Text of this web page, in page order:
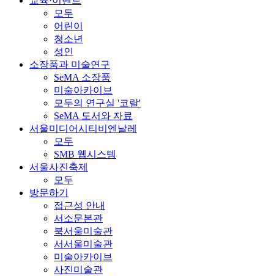
모두
어린이
청소년
성인
소장품과 미술연구
SeMA 소장품
미술아카이브
모두의 연구실 '코랄'
SeMA 도서와 자료
서울미디어시티비엔날레
모두
SMB 웹시스템
서울사진축제
모두
방문하기
접근성 안내
서소문본관
북서울미술관
서서울미술관
미술아카이브
사진미술관